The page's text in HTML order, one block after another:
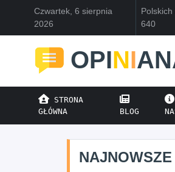
Czwartek, 6 sierpnia
2026
640
OPINI
STRONA
GŁÓWNA
BLOG
NAJNOWSZE